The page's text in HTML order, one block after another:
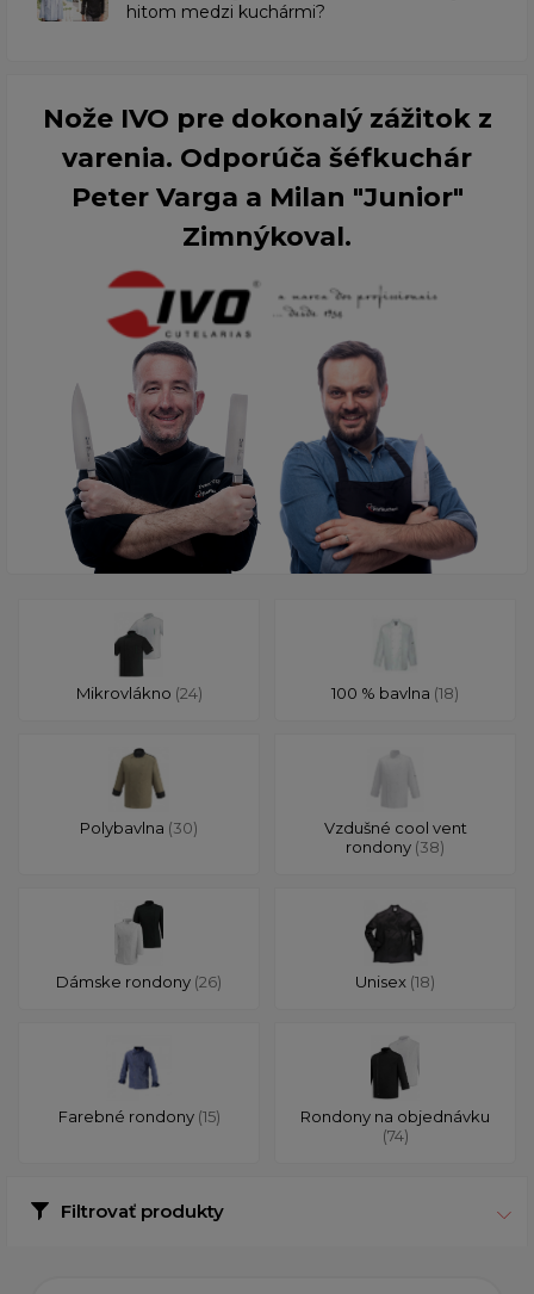
hitom medzi kuchármi?
Nože IVO pre dokonalý zážitok z
varenia. Odporúča šéfkuchár
Peter Varga a Milan "Junior"
Zimnýkoval.
Mikrovlákno (24) 100 % bavlna (18)
Polybavlna (30)
Vzdušné cool vent
rondony (38)
Dámske rondony (26) Unisex (18)
Farebné rondony (15)
Rondony na objednávku
(74)
Filtrovať produkty